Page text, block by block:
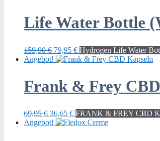
Life Water Bottle
159,90€ Ursprünglicher
Preis
79,95 €Aktueller
Preis
Hydrogen Life Water
Angebot!
Frank & Frey
69,95€ Ursprünglicher
Preis
36,65 €Aktueller
Preis
FRANK & FREY CBD
Angebot!